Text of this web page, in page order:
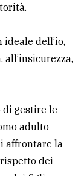
dell’io,
di gestire le
adulto
affrontare la
dei